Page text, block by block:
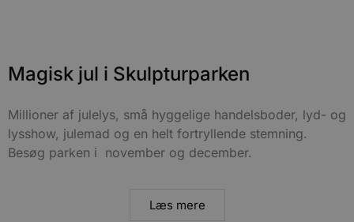
Magisk jul i Skulpturparken
Millioner af julelys, små hyggelige handelsboder, lyd- og
lysshow, julemad og en helt fortryllende stemning.
Besøg parken i november og december.
Læs mere